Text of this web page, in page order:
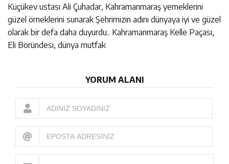
Küçükev ustası Ali Çuhadar, Kahramanmaraş yemeklerini
güzel örneklerini sunarak Şehrimizin adını dünyaya iyi ve güzel
olarak bir defa daha duyurdu.. Kahramanmaraş Kelle Paçası,
Eli Böründesi, dünya mutfak
YORUM ALANI